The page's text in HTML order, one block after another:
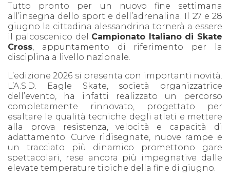
Tutto pronto per un nuovo fine settimana
all’insegna dello sport e dell’adrenalina. Il 27 e 28
giugno la cittadina alessandrina tornerà a essere
il palcoscenico del Campionato Italiano di Skate
Cross, appuntamento di riferimento per la
disciplina a livello nazionale.
L’edizione 2026 si presenta con importanti novità.
L’A.S.D. Eagle Skate, società organizzatrice
dell’evento, ha infatti realizzato un percorso
completamente rinnovato, progettato per
esaltare le qualità tecniche degli atleti e mettere
alla prova resistenza, velocità e capacità di
adattamento. Curve ridisegnate, nuove rampe e
un tracciato più dinamico promettono gare
spettacolari, rese ancora più impegnative dalle
elevate temperature tipiche della fine di giugno.